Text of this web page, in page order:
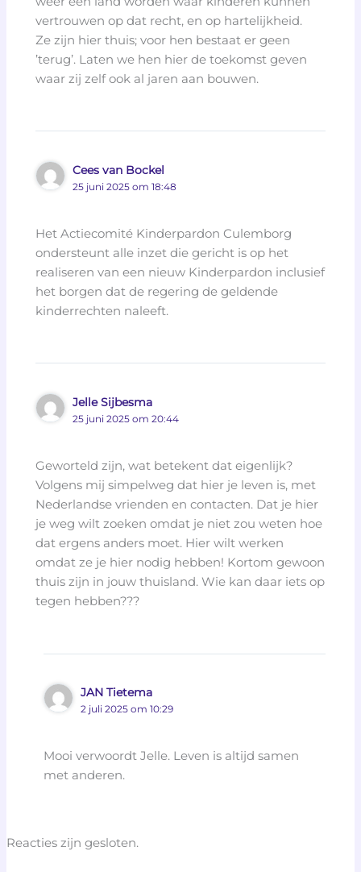
vertrouwen op dat recht, en op hartelijkheid.
Ze zijn hier thuis; voor hen bestaat er geen
’terug’. Laten we hen hier de toekomst geven
waar zij zelf ook al jaren aan bouwen.
Cees van Bockel
25 juni 2025 om 18:48
Het Actiecomité Kinderpardon Culemborg
ondersteunt alle inzet die gericht is op het
realiseren van een nieuw Kinderpardon inclusief
het borgen dat de regering de geldende
kinderrechten naleeft.
Jelle Sijbesma
25 juni 2025 om 20:44
Geworteld zijn, wat betekent dat eigenlijk?
Volgens mij simpelweg dat hier je leven is, met
Nederlandse vrienden en contacten. Dat je hier
je weg wilt zoeken omdat je niet zou weten hoe
dat ergens anders moet. Hier wilt werken
omdat ze je hier nodig hebben! Kortom gewoon
thuis zijn in jouw thuisland. Wie kan daar iets op
tegen hebben???
JAN Tietema
2 juli 2025 om 10:29
Mooi verwoordt Jelle. Leven is altijd samen
met anderen.
Reacties zijn gesloten.